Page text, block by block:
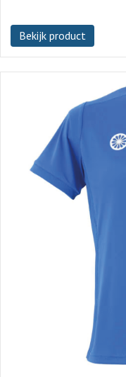
Bekijk product